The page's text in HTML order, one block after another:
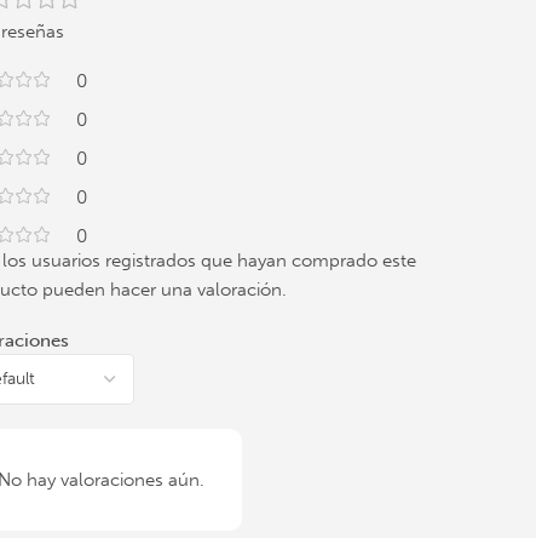
0
0
0
0
0
hay valoraciones aún.
usuarios registrados que hayan comprado este
pueden hacer una valoración.